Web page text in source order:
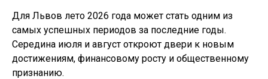
Для Львов лето 2026 года может стать одним из
самых успешных периодов за последние годы.
Середина июля и август откроют двери к новым
достижениям, финансовому росту и общественному
признанию.